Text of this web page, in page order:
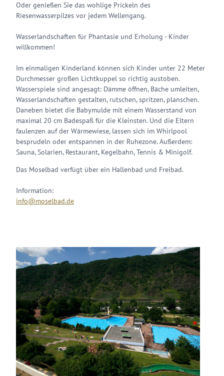
Oder genießen Sie das wohlige Prickeln des
Riesenwasserpilzes vor jedem Wellengang.
Wasserlandschaften für Phantasie und Erholung - Kinder
willkommen!
Im einmaligen Kinderland können sich Kinder unter 22 Meter
Durchmesser großen Lichtkuppel so richtig austoben.
Wasserspiele sind angesagt: Dämme öffnen, Bäche umleiten,
Wasserlandschaften gestalten, rutschen, spritzen, planschen.
Daneben bietet die Babymulde mit einem Wasserstand von
maximal 20 cm Badespaß für die Kleinsten. Und die Eltern
faulenzen auf der Wärmewiese, lassen sich im Whirlpool
besprudeln oder entspannen in der Ruhezone. Außerdem:
Sauna, Solarien, Restaurant, Kegelbahn, Tennis & Minigolf.
Das Moselbad verfügt über ein Hallenbad und Freibad.
Information:
info@moselbad.de